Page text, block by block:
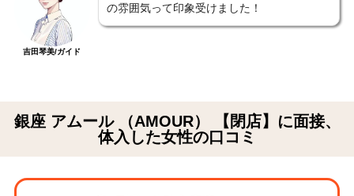
吉田琴美/ガイド
の雰囲気って印象受けました！
銀座 アムール （AMOUR） 【閉店】に面接、
体入した女性の口コミ